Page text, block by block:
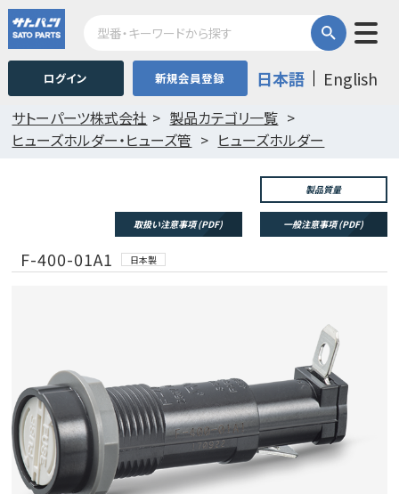
ログイン 新規会員登録 日本語 English
サトーパーツ株式会社
製品カテゴリ一覧
ヒューズホルダー・ヒューズ管
ヒューズホルダー
製品質量
取扱い注意事項 (PDF) 一般注意事項 (PDF)
F-400-01A1 日本製